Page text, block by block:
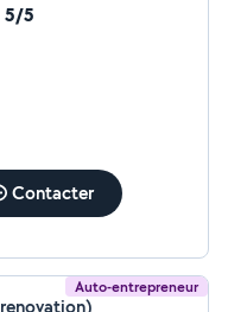
Je peux faire
me contacter si vous
Ricardo
5/5
Contacter
Auto-entrepreneur